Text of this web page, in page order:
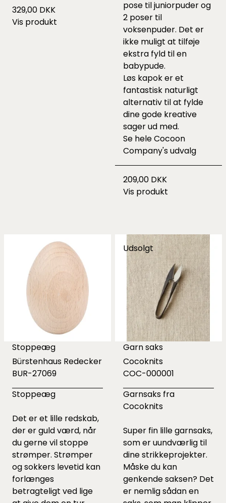
329,00 DKK
Vis produkt
pose til juniorpuder og
2 poser til
voksenpuder. Det er
ikke muligt at tilføje
ekstra fyld til en
babypude.
Løs kapok er et
fantastisk naturligt
alternativ til at fylde
dine gode kreative
sager ud med.
Se heleCocoon
Company's udvalg
209,00 DKK
Vis produkt
Stoppeæg
Bürstenhaus Redecker
BUR-27069
Stoppeæg
Det er et lille redskab,
der er guld værd, når
du gerne vil stoppe
strømper. Strømper
og sokkers levetid kan
forlænges
betragteligt ved lige
Udsolgt
Garn saks
Cocoknits
COC-000001
Garnsaks fra
Cocoknits
Super fin lille garnsaks,
som er uundværlig til
dine strikkeprojekter.
Måske du kan
genkende saksen? Det
er nemlig sådan en